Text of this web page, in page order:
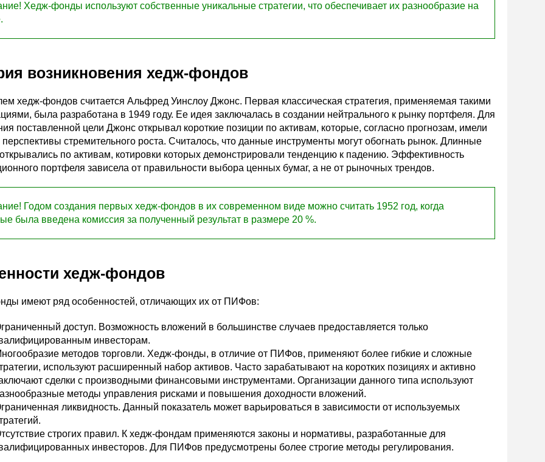
Хедж-фонды используют собственные уникальные стратегии, что обеспечивает их разнообразие на
возникновения хедж-фондов
хедж-фондов считается Альфред Уинслоу Джонс. Первая классическая стратегия, применяемая такими
была разработана в 1949 году. Ее идея заключалась в создании нейтрального к рынку портфеля. Для
поставленной цели Джонс открывал короткие позиции по активам, которые, согласно прогнозам, имели
стремительного роста. Считалось, что данные инструменты могут обогнать рынок. Длинные
по активам, котировки которых демонстрировали тенденцию к падению. Эффективность
портфеля зависела от правильности выбора ценных бумаг, а не от рыночных трендов.
Годом создания первых хедж-фондов в их современном виде можно считать 1952 год, когда
была введена комиссия за полученный результат в размере 20 %.
хедж-фондов
имеют ряд особенностей, отличающих их от ПИФов:
доступ. Возможность вложений в большинстве случаев предоставляется только
инвесторам.
методов торговли. Хедж-фонды, в отличие от ПИФов, применяют более гибкие и сложные
используют расширенный набор активов. Часто зарабатывают на коротких позициях и активно
сделки с производными финансовыми инструментами. Организации данного типа используют
методы управления рисками и повышения доходности вложений.
ликвидность. Данный показатель может варьироваться в зависимости от используемых
строгих правил. К хедж-фондам применяются законы и нормативы, разработанные для
инвесторов. Для ПИФов предусмотрены более строгие методы регулирования.